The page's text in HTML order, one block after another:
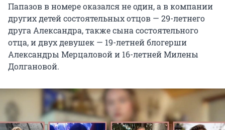
Папазов в номере оказался не один, а в компании
других детей состоятельных отцов — 29-летнего
друга Александра, также сына состоятельного
отца, и двух девушек — 19-летней блогерши
Александры Мерцаловой и 16-летней Милены
Долгановой.